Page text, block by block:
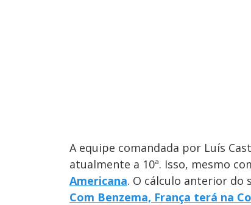
A equipe comandada por Luís
atualmente a 10ª. Isso, mesmo
Americana. O cálculo anterior do
Com Benzema, França terá na